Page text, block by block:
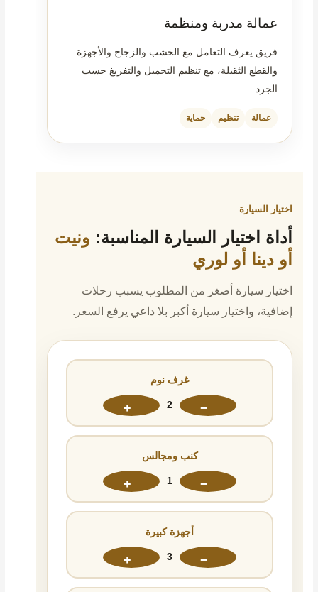
عمالة مدربة ومنظمة
فريق يعرف التعامل مع الخشب والزجاج والأجهزة
والقطع الثقيلة، مع تنظيم التحميل والتفريغ حسب
الجرد.
عمالة تنظيم حماية
اختيار السيارة
أداة اختيار السيارة المناسبة: ونيت
أو دينا أو لوري
اختيار سيارة أصغر من المطلوب يسبب رحلات
إضافية، واختيار سيارة أكبر بلا داعي يرفع السعر.
غرف نوم
−
2
+
كنب ومجالس
−
1
+
أجهزة كبيرة
−
3
+